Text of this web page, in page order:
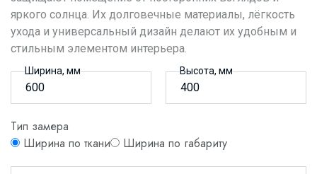
яркого солнца. Их долговечные материалы, лёгкость
ухода и универсальный дизайн делают их удобным и
стильным элементом интерьера.
Ширина, мм Высота, мм
Тип замера
Ширина по ткани
Ширина по габариту